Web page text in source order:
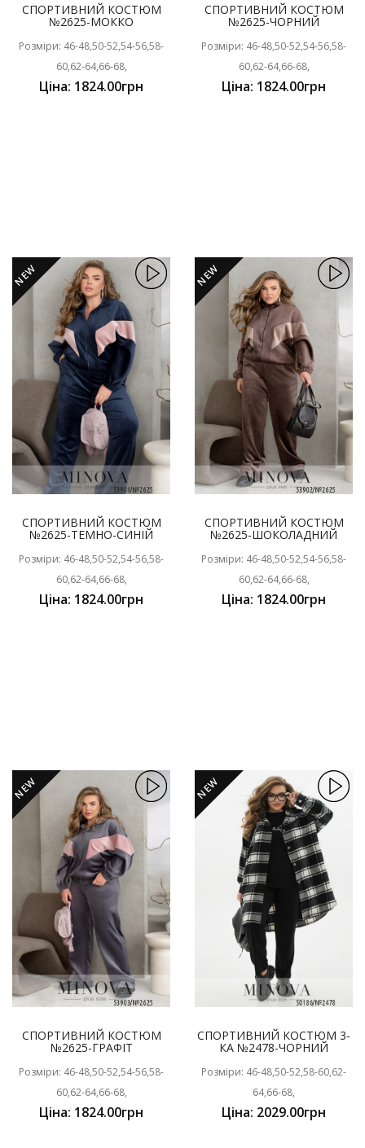
СПОРТИВНИЙ КОСТЮМ
№2625-МОККО
Розміри: 46-48,50-52,54-56,58-
60,62-64,66-68,
Ціна: 1824.00грн
СПОРТИВНИЙ КОСТЮМ
№2625-ЧОРНИЙ
Розміри: 46-48,50-52,54-56,58-
60,62-64,66-68,
Ціна: 1824.00грн
NEW
СПОРТИВНИЙ КОСТЮМ
№2625-ТЕМНО-СИНІЙ
Розміри: 46-48,50-52,54-56,58-
60,62-64,66-68,
Ціна: 1824.00грн
NEW
СПОРТИВНИЙ КОСТЮМ
№2625-ШОКОЛАДНИЙ
Розміри: 46-48,50-52,54-56,58-
60,62-64,66-68,
Ціна: 1824.00грн
NEW
СПОРТИВНИЙ КОСТЮМ
№2625-ГРАФІТ
Розміри: 46-48,50-52,54-56,58-
60,62-64,66-68,
Ціна: 1824.00грн
NEW
СПОРТИВНИЙ КОСТЮМ 3-
КА №2478-ЧОРНИЙ
Розміри: 46-48,50-52,58-60,62-
64,66-68,
Ціна: 2029.00грн